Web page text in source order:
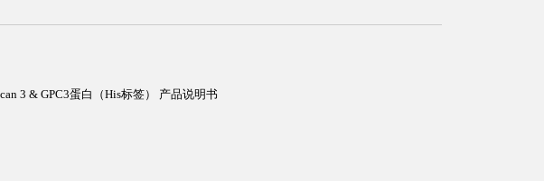
3 & GPC3蛋白（His标签） 产品说明书